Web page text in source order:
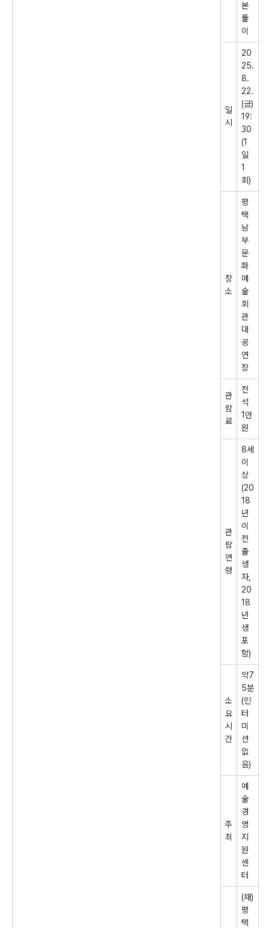
본
풀
이
일
시
20
25.
8.
22.
(금)
19:
30
(1
일
1
회)
장
소
평
택
남
부
문
화
예
술
회
관
대
공
연
장
관
람
료
전
석
1 만
원
관
람
연
령
8세
이
상
(20
18
년
이
전
출
생
자,
20
18
년
생
포
함)
소
요
시
간
약7
5분
(인
터
미
션
없
음)
주
최
예
술
경
영
지
원
센
터
(재)
평
택